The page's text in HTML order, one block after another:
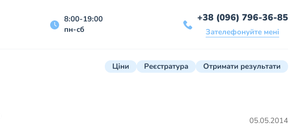
8:00-19:00
пн-сб
+38 (096) 796-36-85
Зателефонуйте мені
Ціни Реєстратура Отримати результати
05.05.2014